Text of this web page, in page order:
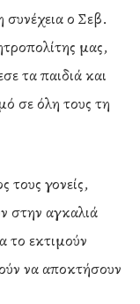
συνέχεια ο Σεβ.
μας,
τα παιδιά και
σε όλη τους τη
τους γονείς,
στην αγκαλιά
το εκτιμούν
να αποκτήσουν